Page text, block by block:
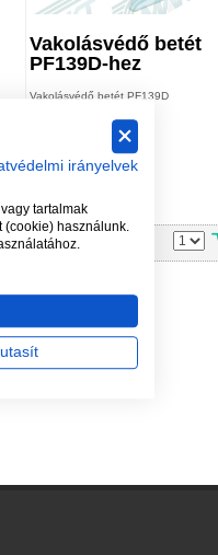
Vakolásvédő betét
PF139D-hez
Vakolásvédő betét PF139D
Raktáron
Cikkszám: PF129ND
883 Ft
irányelvek
tartalmak
használunk.